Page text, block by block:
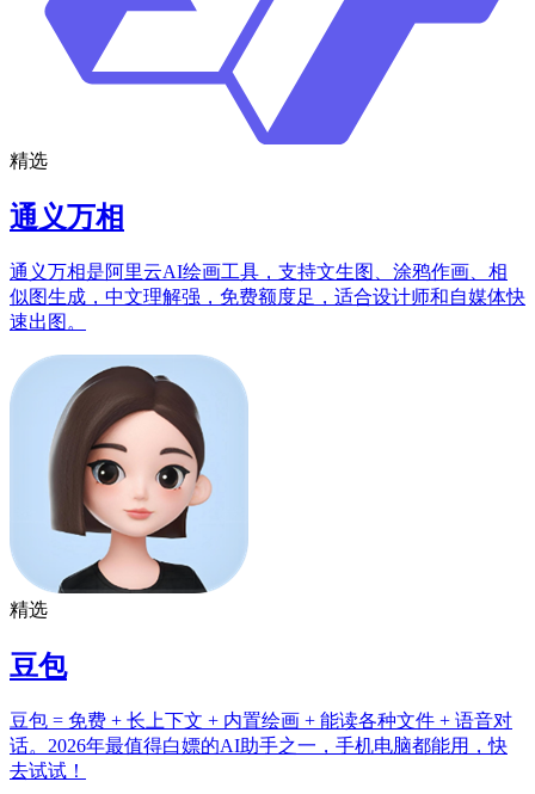
精选
通义万相
通义万相是阿里云AI绘画工具，支持文生图、涂鸦作画、相
似图生成，中文理解强，免费额度足，适合设计师和自媒体快
速出图。
精选
豆包
豆包 = 免费 + 长上下文 + 内置绘画 + 能读各种文件 + 语音对
话。2026年最值得白嫖的AI助手之一，手机电脑都能用，快
去试试！